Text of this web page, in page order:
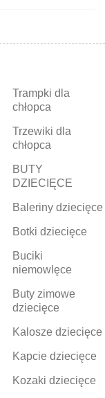
Trampki dla
chłopca
Trzewiki dla
chłopca
BUTY
DZIECIĘCE
Baleriny dziecięce
Botki dziecięce
Buciki
niemowlęce
Buty zimowe
dziecięce
Kalosze dziecięce
Kapcie dziecięce
Kozaki dziecięce